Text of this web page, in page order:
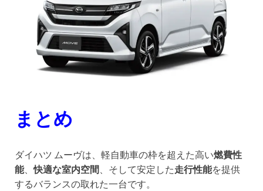
まとめ
ダイハツ ムーヴは、軽自動車の枠を超えた高い燃費性
能、快適な室内空間 、そして安定した走行性能を提供
するバランスの取れた一台です。